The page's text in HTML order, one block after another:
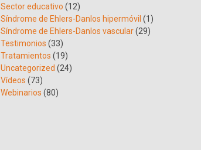
Sector educativo (12)
Síndrome de Ehlers-Danlos hipermóvil (1)
Síndrome de Ehlers-Danlos vascular(29)
Testimonios (33)
Tratamientos (19)
Uncategorized (24)
Vídeos (73)
Webinarios (80)